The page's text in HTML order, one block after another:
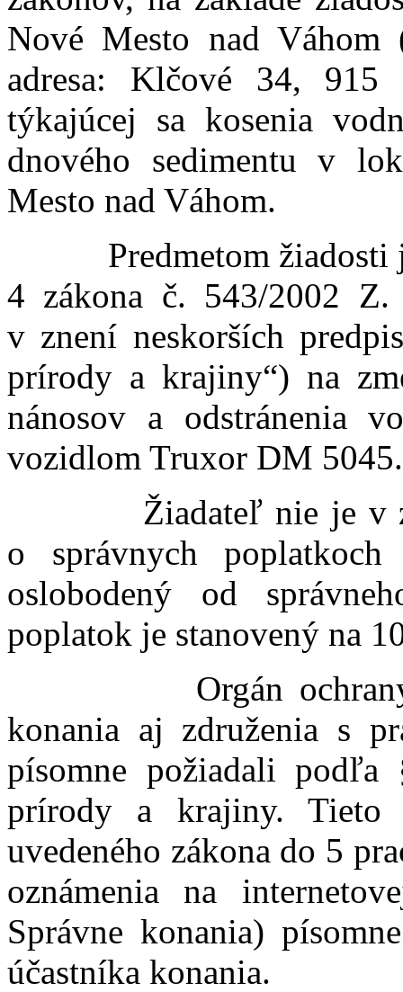
Nové Mesto nad Váhom
adresa: Klčové 34,
týkajúcej sa kosenia
dnového sedimentu v
Mesto nad Váhom.
Predmetom žiadosti je
4 zákona č. 543/2002
v znení neskorších
prírody a krajiny“) na
nánosov a odstránenia
vozidlom Truxor DM 5045.
Žiadateľ nie je v
o správnych
oslobodený od
poplatok je stanovený na
Orgán ochrany
konania aj združenia s
písomne požiadali
prírody a krajiny.
uvedeného zákona do 5
oznámenia na
Správne konania)
účastníka konania.